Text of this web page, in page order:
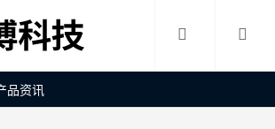
品资讯